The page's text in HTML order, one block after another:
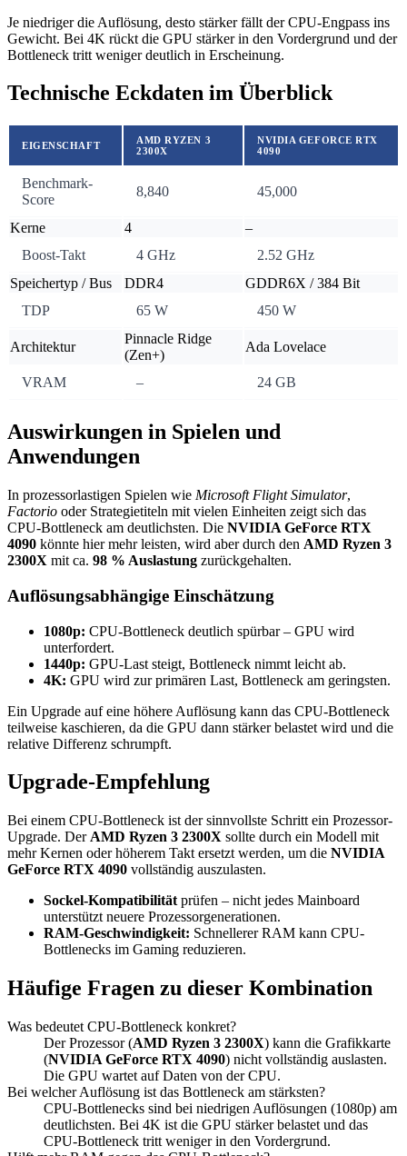
Je niedriger die Auflösung, desto stärker fällt der CPU-Engpass ins
Gewicht. Bei 4K rückt die GPU stärker in den Vordergrund und der
Bottleneck tritt weniger deutlich in Erscheinung.
Technische Eckdaten im Überblick
EIGENSCHAFT
AMD RYZEN 3
2300X
NVIDIA GEFORCE RTX
4090
Benchmark-
Score
8,840 45,000
Kerne 4
–
Boost-Takt
4 GHz
2.52 GHz
Speichertyp / Bus
DDR4
GDDR6X / 384 Bit
TDP
65 W 450 W
Architektur
Pinnacle Ridge
(Zen+)
Ada Lovelace
VRAM – 24 GB
Auswirkungen in Spielen und
Anwendungen
In prozessorlastigen Spielen wie Microsoft Flight Simulator,
Factorio oder Strategietiteln mit vielen Einheiten zeigt sich das
CPU-Bottleneck am deutlichsten. Die NVIDIA GeForce RTX
4090 könnte hier mehr leisten, wird aber durch den AMD Ryzen 3
2300X mit ca. 98 % Auslastung zurückgehalten.
Auflösungsabhängige Einschätzung
1080p: CPU-Bottleneck deutlich spürbar – GPU wird
unterfordert.
1440p: GPU-Last steigt, Bottleneck nimmt leicht ab.
4K: GPU wird zur primären Last, Bottleneck am geringsten.
Ein Upgrade auf eine höhere Auflösung kann das CPU-Bottleneck
teilweise kaschieren, da die GPU dann stärker belastet wird und die
relative Differenz schrumpft.
Upgrade-Empfehlung
Bei einem CPU-Bottleneck ist der sinnvollste Schritt ein Prozessor-
Upgrade. Der AMD Ryzen 3 2300X sollte durch ein Modell mit
mehr Kernen oder höherem Takt ersetzt werden, um die NVIDIA
GeForce RTX 4090 vollständig auszulasten.
Sockel-Kompatibilität prüfen – nicht jedes Mainboard
unterstützt neuere Prozessorgenerationen.
RAM-Geschwindigkeit: Schnellerer RAM kann CPU-
Bottlenecks im Gaming reduzieren.
Häufige Fragen zu dieser Kombination
Was bedeutet CPU-Bottleneck konkret?
Der Prozessor (AMD Ryzen 3 2300X) kann die Grafikkarte
(NVIDIA GeForce RTX 4090) nicht vollständig auslasten.
Die GPU wartet auf Daten von der CPU.
Bei welcher Auflösung ist das Bottleneck am stärksten?
CPU-Bottlenecks sind bei niedrigen Auflösungen (1080p) am
deutlichsten. Bei 4K ist die GPU stärker belastet und das
CPU-Bottleneck tritt weniger in den Vordergrund.